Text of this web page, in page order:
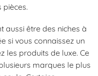
aussi être des niches à
si vous connaissez un
les produits de luxe. Ce
marques le plus